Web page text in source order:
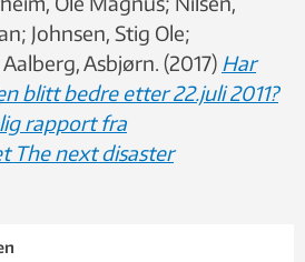
Johnsen, Stig Ole;
Asbjørn. (2017) Har
blitt bedre etter 22.juli 2011?
rapport fra
The next disaster